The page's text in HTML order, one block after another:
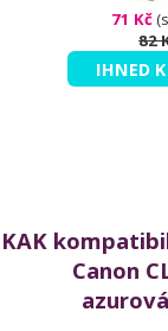
71 Kč
82
IHNED
KAK
Canon